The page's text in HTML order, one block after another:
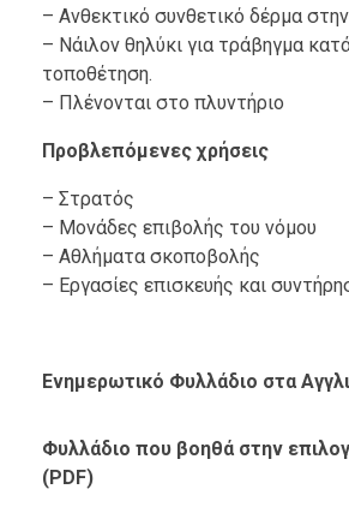
– Ανθεκτικό συνθετικό δέρμα
– Νάιλον θηλύκι για τράβηγμα
τοποθέτηση.
– Πλένονται στο πλυντήριο
Προβλεπόμενες χρήσεις
– Στρατός
– Μονάδες επιβολής του νόμου
– Αθλήματα σκοποβολής
– Εργασίες επισκευής και
Ενημερωτικό Φυλλάδιο στα
Φυλλάδιο που βοηθά στην
(PDF)